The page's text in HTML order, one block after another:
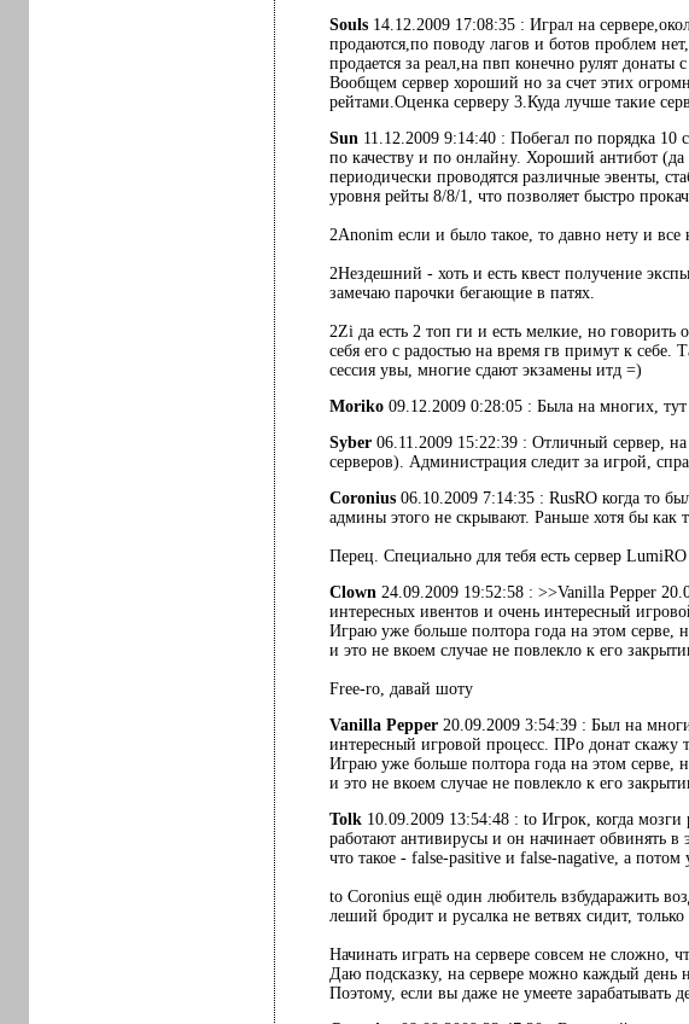
Souls14.12.2009 17:08:35 : Играл на
продаются,по поводу лагов и ботов проблем
продается за реал,на пвп конечно рулят донаты
Вообщем сервер хороший но за счет этих
рейтами.Оценка серверу 3.Куда лучше такие
Sun11.12.2009 9:14:40 : Побегал по порядка 10
по качеству и по онлайну. Хороший антибот
периодически проводятся различные эвенты,
уровня рейты 8/8/1, что позволяет быстро
2Anonim если и было такое, то давно нету и все
2Нездешний - хоть и есть квест получение
замечаю парочки бегающие в патях.
2Zi да есть 2 топ ги и есть мелкие, но говорить
себя его с радостью на время гв примут к
сессия увы, многие сдают экзамены итд =)
Moriko09.12.2009 0:28:05 : Была на многих,
Syber06.11.2009 15:22:39 : Отличный сервер,
серверов). Администрация следит за игрой,
Coronius06.10.2009 7:14:35 : RusRO когда то
админы этого не скрывают. Раньше хотя бы как
Перец. Специально для тебя есть сервер
Clown24.09.2009 19:52:58 : >>Vanilla Pepper
интересных ивентов и очень интересный
Играю уже больше полтора года на этом серве,
и это не вкоем случае не повлекло к его
Free-ro, давай шоту
Vanilla Pepper20.09.2009 3:54:39 : Был на
интересный игровой процесс. ПРо донат скажу
Играю уже больше полтора года на этом серве,
и это не вкоем случае не повлекло к его
Tolk10.09.2009 13:54:48 : to Игрок, когда мозги
работают антивирусы и он начинает обвинять в
что такое - false-pasitive и false-nagative, а потом
to Coronius ещё один любитель взбударажить
леший бродит и русалка не ветвях сидит,
Начинать играть на сервере совсем не сложно,
Даю подсказку, на сервере можно каждый день
Поэтому, если вы даже не умеете зарабатывать